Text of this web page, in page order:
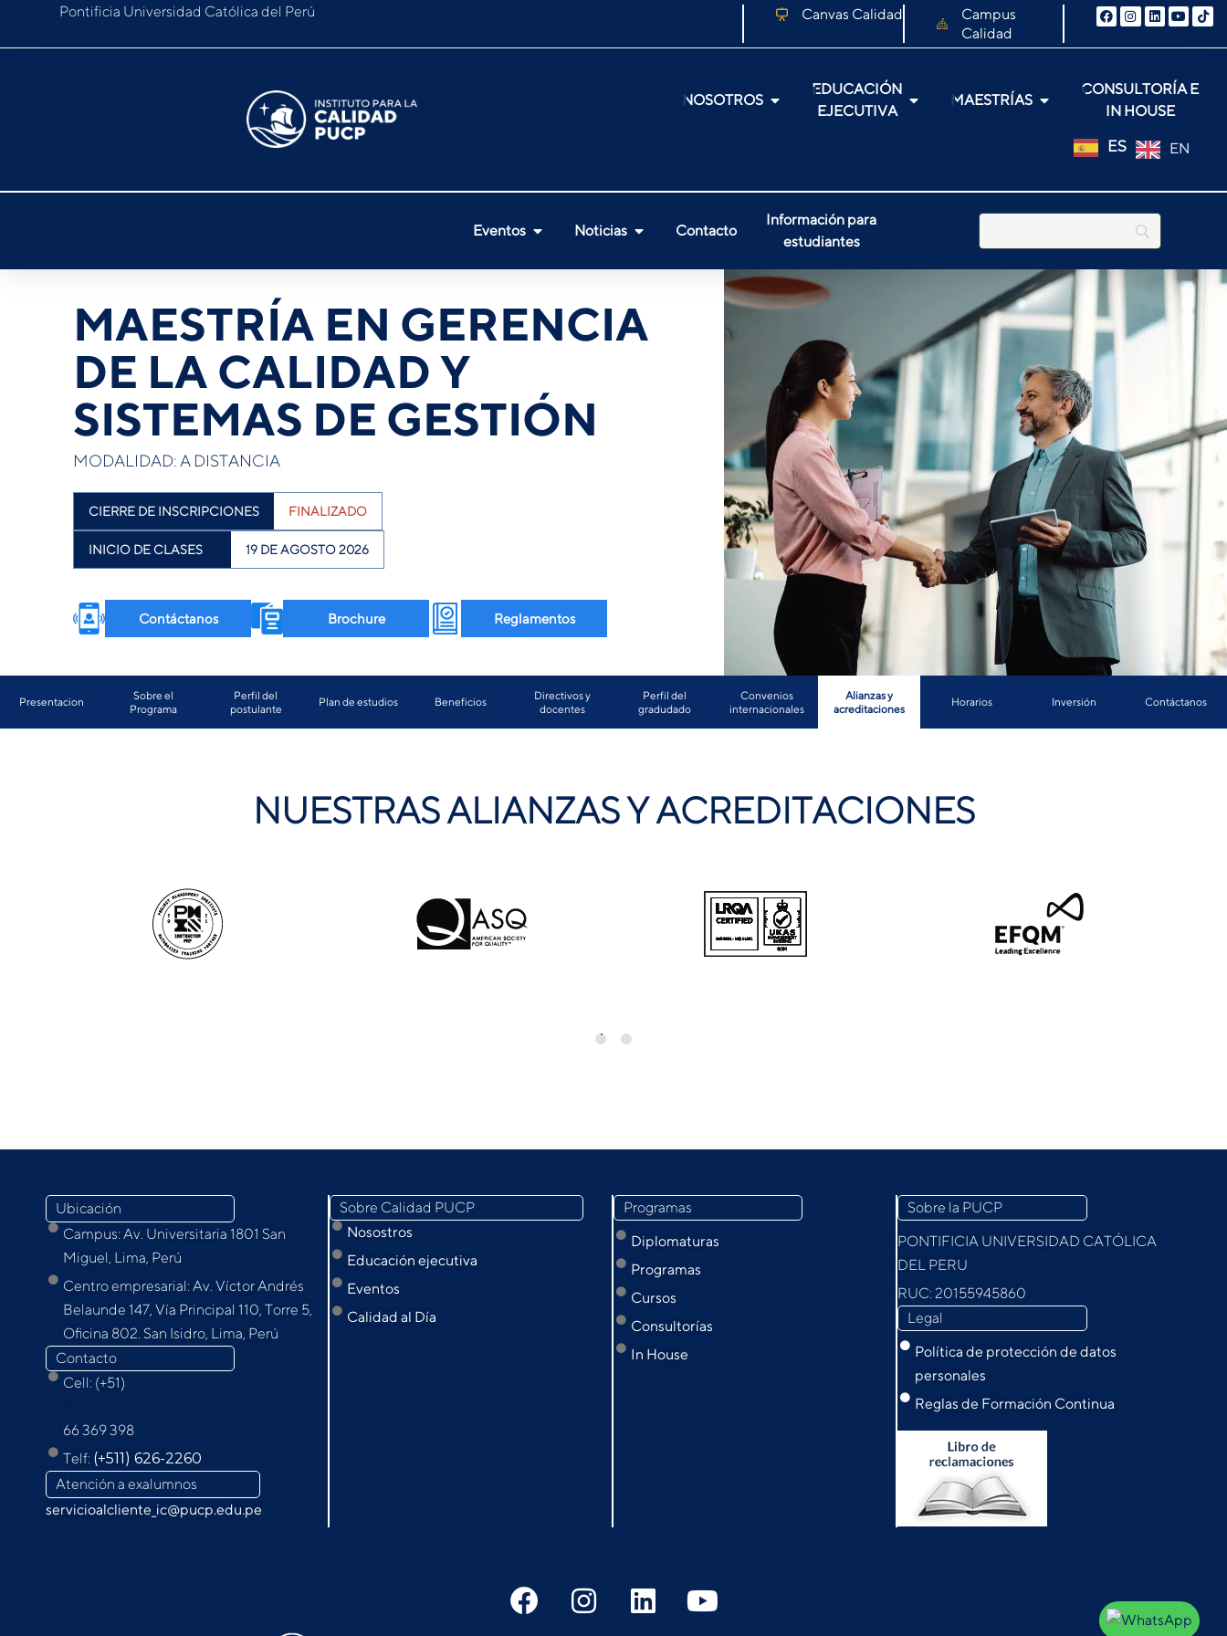
Pontificia Universidad Católica del Perú Canvas Calidad
Campus
Calidad
NOSOTROS
EDUCACIÓN
EJECUTIVA
MAESTRÍAS
CONSULTORÍA E
IN HOUSE
ES EN
Eventos Noticias Contacto
Información para
estudiantes
MAESTRÍA EN GERENCIA
DE LA CALIDAD Y
SISTEMAS DE GESTIÓN
MODALIDAD: A DISTANCIA
CIERRE DE INSCRIPCIONES FINALIZADO
INICIO DE CLASES 19 DE AGOSTO 2026
Contáctanos Brochure Reglamentos
Presentacion
Sobre el
Programa
Perfil del
postulante
Plan de estudios Beneficios
Directivos y
docentes
Perfil del
gradudado
Convenios
internacionales
Alianzas y
acreditaciones
Horarios Inversión Contáctanos
NUESTRAS ALIANZAS Y ACREDITACIONES
Ubicación
Campus: Av. Universitaria 1801 San
Miguel, Lima, Perú
Centro empresarial: Av. Víctor Andrés
Belaunde 147, Vía Principal 110, Torre 5,
Oﬁcina 802. San Isidro, Lima, Perú
Contacto
Cell: (+51)
66 369 398
Telf: (+511) 626-2260
Atención a exalumnos
servicioalcliente_ic@pucp.edu.pe
Sobre Calidad PUCP
Nosostros
Educación ejecutiva
Eventos
Calidad al Día
Programas
Diplomaturas
Programas
Cursos
Consultorías
In House
Sobre la PUCP
PONTIFICIA UNIVERSIDAD CATÓLICA
DEL PERU
RUC: 20155945860
Legal
Política de protección de datos
personales
Reglas de Formación Continua